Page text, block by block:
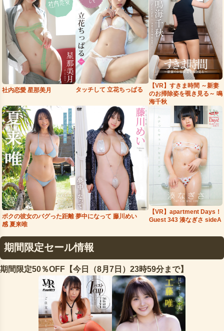
社内恋愛 星那美月 タッチして 立花ちっぱる
【VR】すきま時間 ～新妻
のお掃除姿を覗き見る～ 鳴
海千秋
ボクの彼女のバグった距離
感 夏来唯
夢中になって 藤川めい
【VR】apartment Days！
Guest 343 湊なぎさ sideA
期間限定セール情報
期間限定50％OFF【今日（8月7日）23時59分まで】